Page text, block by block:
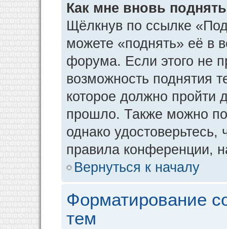
Как мне вновь
Щёлкнув по ссылке
можете «поднять» её в
форума. Если этого не
возможность поднятия
которое должно пройти
прошло. Также можно
однако
правила конференции,
Вернуться к началу
Форматирование
тем